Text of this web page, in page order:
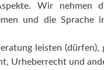
Wir nehmen
und die
leisten
Urheberrecht und